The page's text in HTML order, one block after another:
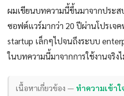
ผมเขียนบทความนี้ขึ้นมาจากประ
ซอฟต์แวร์มากว่า 20 ปีผ่านโปรเจ
startup เล็กๆไปจนถึงระบบ
ในบทความนี้มาจากการใช้งานจริ
เนื้อหาเกี่ยวข้อง — ทำความเข้า